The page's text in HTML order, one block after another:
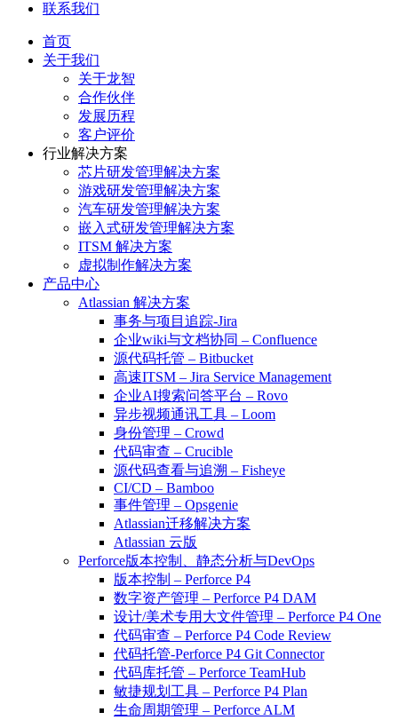
联系我们
首页
关于我们
关于龙智
合作伙伴
发展历程
客户评价
行业解决方案
芯片研发管理解决方案
游戏研发管理解决方案
汽车研发管理解决方案
嵌入式研发管理解决方案
ITSM 解决方案
虚拟制作解决方案
产品中心
Atlassian 解决方案
事务与项目追踪-Jira
企业wiki与文档协同 – Confluence
源代码托管 – Bitbucket
高速ITSM – Jira Service Management
企业AI搜索问答平台 – Rovo
异步视频通讯工具 – Loom
身份管理 – Crowd
代码审查 – Crucible
源代码查看与追溯 – Fisheye
CI/CD – Bamboo
事件管理 – Opsgenie
Atlassian迁移解决方案
Atlassian 云版
Perforce版本控制、静态分析与DevOps
版本控制 – Perforce P4
数字资产管理 – Perforce P4 DAM
设计/美术专用大文件管理 – Perforce P4 One
代码审查 – Perforce P4 Code Review
代码托管-Perforce P4 Git Connector
代码库托管 – Perforce TeamHub
敏捷规划工具 – Perforce P4 Plan
生命周期管理 – Perforce ALM